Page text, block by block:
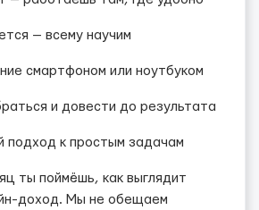
— всему научим
смартфоном или ноутбуком
и довести до результата
подход к простым задачам
ты поймёшь, как выглядит
доход. Мы не обещаем